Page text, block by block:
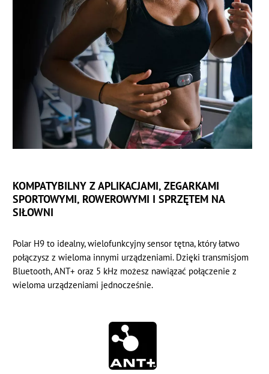
KOMPATYBILNY Z APLIKACJAMI, ZEGARKAMI
SPORTOWYMI, ROWEROWYMI I SPRZĘTEM NA
SIŁOWNI
Polar H9 to idealny, wielofunkcyjny sensor tętna, który łatwo
połączysz z wieloma innymi urządzeniami. Dzięki transmisjom
Bluetooth, ANT+ oraz 5 kHz możesz nawiązać połączenie z
wieloma urządzeniami jednocześnie.